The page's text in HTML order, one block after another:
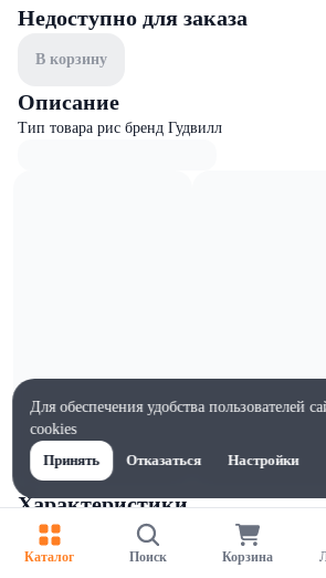
Недоступно для заказа
В корзину
Описание
Тип товара рис бренд Гудвилл
Характеристики
Ширина, мм
110
Каталог Поиск Корзина
Для обеспечения удобства пользователей
cookies
Принять
Отказаться Настройки